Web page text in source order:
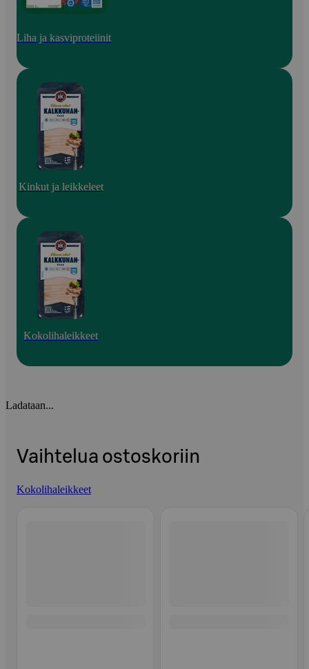
Liha ja kasviproteiinit
Kinkut ja leikkeleet
Kokolihaleikkeet
Ladataan...
Vaihtelua ostoskoriin
Kokolihaleikkeet